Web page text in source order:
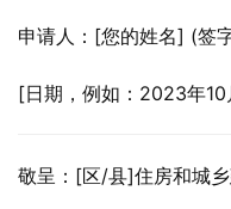
申请人：[您的姓名] (签
[日期，例如：2023年10
敬呈：[区/县]住房和城